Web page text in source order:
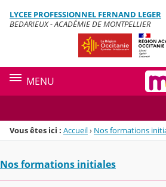
Menu de la rubrique
Contenu
LYCEE PROFESSIONNEL FERNAND LEGER
BEDARIEUX - ACADÉMIE DE MONTPELLIER
MENU
Vous êtes ici : Accueil› Nos formations
Nos formations initiales